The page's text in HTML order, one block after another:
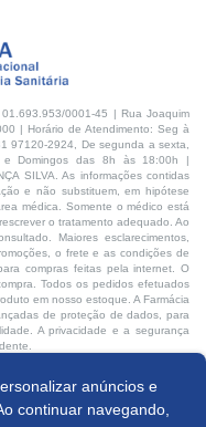
anúncios e
continuar navegando,
01.693.953/0001-45 | Rua Joaquim
| Horário de Atendimento: Seg à
97120-2924, De segunda a sexta,
Domingos das 8h às 18:00h |
SILVA. As informações contidas
e não substituem, em hipótese
médica. Somente o médico está
o tratamento adequado. Ao
Maiores esclarecimentos,
o frete e as condições de
compras feitas pela internet. O
Todos os pedidos efetuados
em nosso estoque. A Farmácia
de proteção de dados, para
A privacidade e a segurança